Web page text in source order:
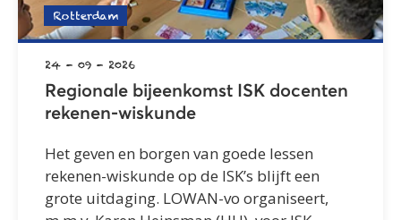
Rotterdam
24 - 09 - 2026
Regionale bijeenkomst ISK docenten
rekenen-wiskunde
Het geven en borgen van goede lessen
rekenen-wiskunde op de ISK’s blijft een
grote uitdaging. LOWAN-vo organiseert,